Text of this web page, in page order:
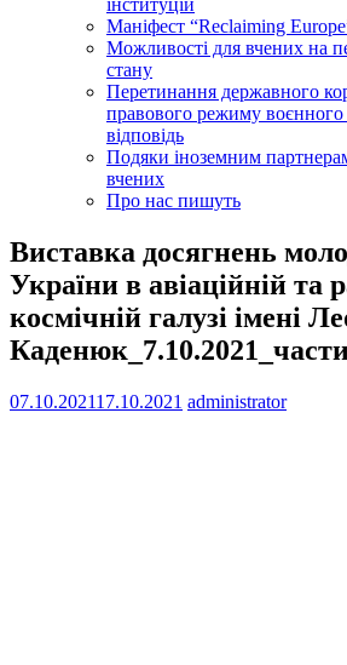
інституцій
Маніфест “Reclaiming
Можливості для вчених на
стану
Перетинання державного
правового режиму
відповідь
Подяки іноземним
вчених
Про нас пишуть
Виставка досягнень
України в авіаційній та
космічній галузі імені
07.10.202117.10.2021 administrator